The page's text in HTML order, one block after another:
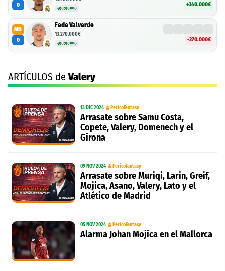
0 0 0 0
+340.000€
MD
0
Fede Valverde
13.270.000€
0 0 0
-270.000€
ARTÍCULOS deValery
13 DIC 2024 PericoFantasy
Arrasate sobre Samu Costa,
Copete, Valery, Domenech y el
Girona
09 NOV 2024 PericoFantasy
Arrasate sobre Muriqi, Larin, Greif,
Mojica, Asano, Valery, Lato y el
Atlético de Madrid
05 NOV 2024 PericoFantasy
Alarma Johan Mojica en el Mallorca